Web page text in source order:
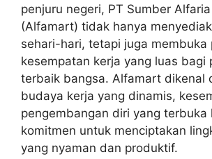
penjuru negeri, PT Sumber
(Alfamart) tidak hanya
sehari-hari, tetapi juga membuka
kesempatan kerja yang luas bagi
terbaik bangsa. Alfamart dikenal
budaya kerja yang dinamis,
pengembangan diri yang terbuka
komitmen untuk menciptakan
yang nyaman dan produktif.